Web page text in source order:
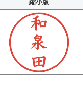
縮小版